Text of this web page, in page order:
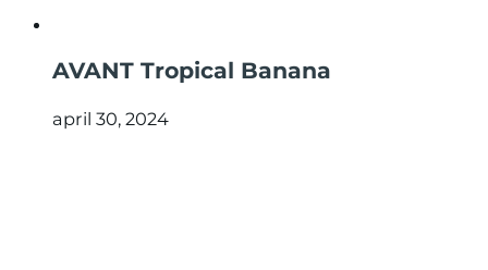
AVANT Tropical Banana
april 30, 2024